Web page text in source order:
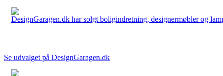
DesignGaragen.dk har solgt boligindretning, designermøbler og
Se udvalget på DesignGaragen.dk